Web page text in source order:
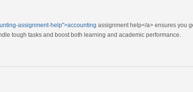
assignment-help">accounting assignment help</a> ensures you
tough tasks and boost both learning and academic performance.